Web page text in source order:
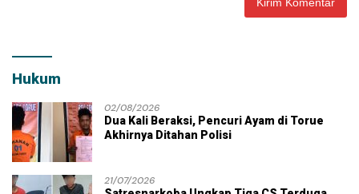
Hukum
02/08/2026
Dua Kali Beraksi, Pencuri Ayam di Torue
Akhirnya Ditahan Polisi
21/07/2026